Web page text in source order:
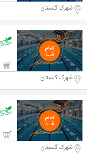
شهرک گلستان
شهرک گلستان
شهرک گلستان